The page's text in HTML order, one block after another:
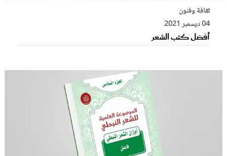
ثقافة وفنون
04 ديسمبر 2021
أفضل كتب الشعر